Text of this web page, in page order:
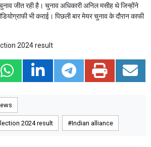
जीत रही है। चुनाव अधिकारी अनिल मसीह थे जिन्होंने
भी कराई। पिछली बार मेयर चुनाव के दौरान काफी
2024 result
2024 result Indian alliance